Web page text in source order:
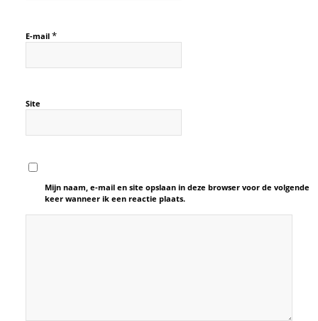
E-mail *
Site
Mijn naam, e-mail en site opslaan in deze browser voor de volgende
keer wanneer ik een reactie plaats.